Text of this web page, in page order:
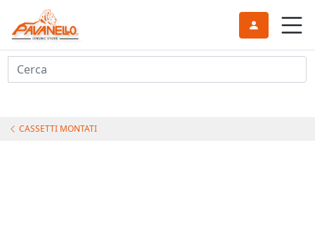
Cerca
CASSETTI MONTATI